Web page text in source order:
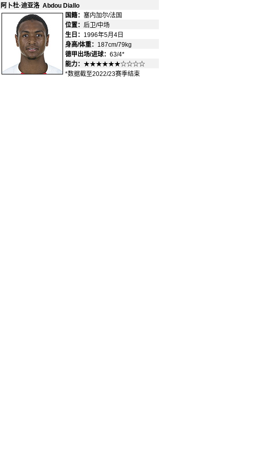
阿卜杜·迪亚洛 Abdou Diallo
国籍： 塞内加尔/法国
位置： 后卫/中场
生日： 1996年5月4日
身高/体重： 187cm/79kg
德甲出场/进球： 63/4*
能力： ★★★★★★☆☆☆☆
*数据截至2022/23赛季结束